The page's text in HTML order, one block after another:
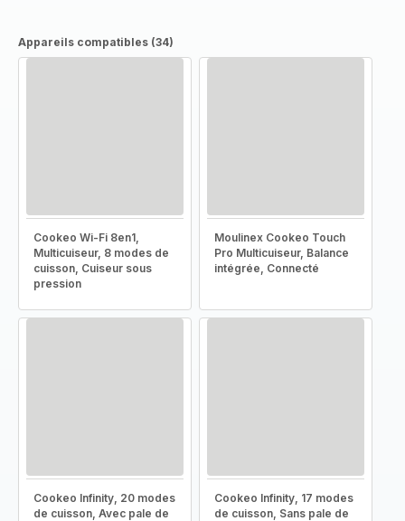
Appareils compatibles (34)
Cookeo Wi-Fi 8en1,
Multicuiseur, 8 modes de
cuisson, Cuiseur sous
pression
Moulinex Cookeo Touch
Pro Multicuiseur, Balance
intégrée, Connecté
Cookeo Infinity, 20 modes
de cuisson, Avec pale de
Cookeo Infinity, 17 modes
de cuisson, Sans pale de